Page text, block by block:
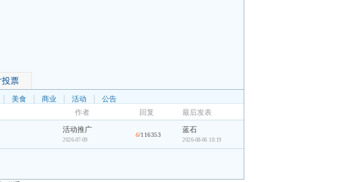
投票
美食 商业 活动
公告
作者 回复 最后发表
活动推广
2026-07-09
6/116353
蓝石
2026-08-06 10:19